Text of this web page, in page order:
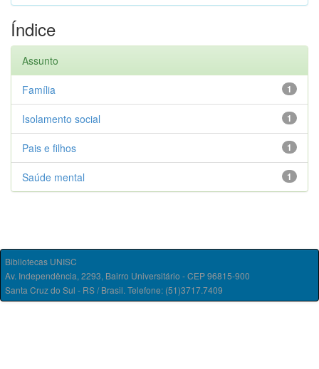
Índice
Assunto
1
Família
1
Isolamento social
1
Pais e filhos
1
Saúde mental
Bibliotecas UNISC
Av. Independência, 2293, Bairro Universitário - CEP 96815-900
Santa Cruz do Sul - RS / Brasil. Telefone: (51)3717.7409